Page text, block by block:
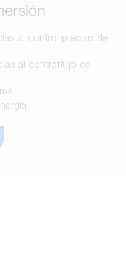
al control preciso de
al contraflujo de